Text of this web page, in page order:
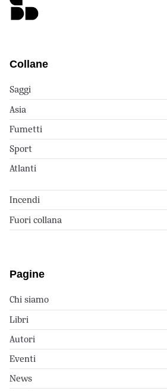
Collane
Saggi
Asia
Fumetti
Sport
Atlanti
Incendi
Fuori collana
Pagine
Chi siamo
Libri
Autori
Eventi
News